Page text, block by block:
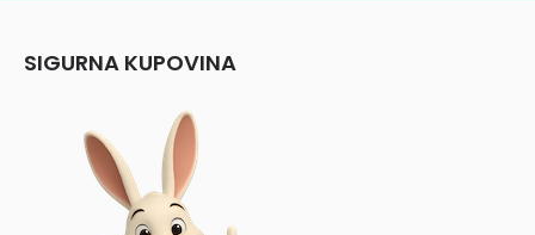
SIGURNA KUPOVINA